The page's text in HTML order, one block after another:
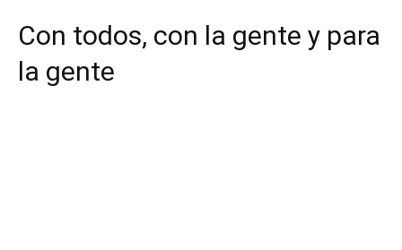
Con todos, con la gente y para
la gente